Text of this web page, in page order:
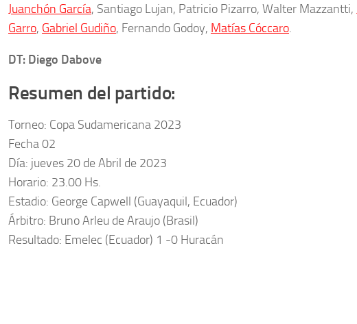
Juanchón García, Santiago Lujan, Patricio Pizarro, Walter Mazzantti,
Garro, Gabriel Gudiño, Fernando Godoy, Matías Cóccaro.
DT: Diego Dabove
Resumen del partido:
Torneo: Copa Sudamericana 2023
Fecha 02
Día: jueves 20 de Abril de 2023
Horario: 23.00 Hs.
Estadio: George Capwell (Guayaquil, Ecuador)
Árbitro: Bruno Arleu de Araujo (Brasil)
Resultado: Emelec (Ecuador) 1 -0 Huracán